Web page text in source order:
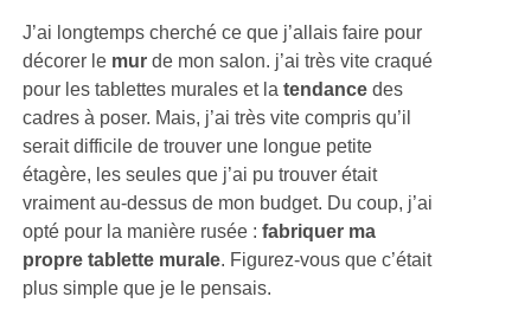
J’ai longtemps cherché ce que j’allais faire pour
décorer le mur de mon salon. j’ai très vite craqué
pour les tablettes murales et latendance des
cadres à poser. Mais, j’ai très vite compris qu’il
serait difficile de trouver une longue petite
étagère, les seules que j’ai pu trouver était
vraiment au-dessus de mon budget. Du coup, j’ai
opté pour la manière rusée :fabriquer ma
propre tablette murale. Figurez-vous que c’était
plus simple que je le pensais.